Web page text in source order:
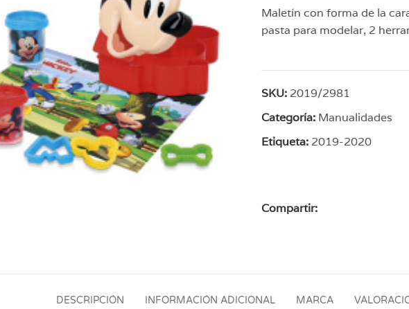
Maletín con forma de la
pasta para modelar, 2
SKU: 2019/2981
Categoría: Manualidades
Etiqueta: 2019-2020
Compartir:
DESCRIPCIÓN INFORMACIÓN ADICIONAL MARCA